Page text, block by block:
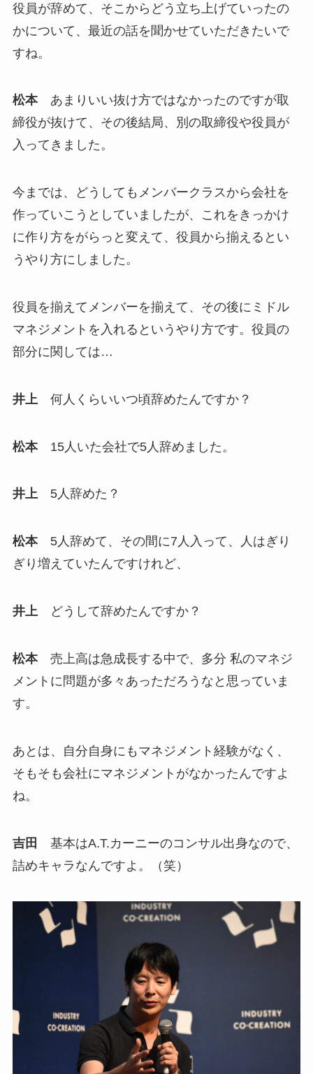
役員が辞めて、そこからどう立ち上げていったの
かについて、最近の話を聞かせていただきたいで
すね。
松本あまりいい抜け方ではなかったのですが取
締役が抜けて、その後結局、別の取締役や役員が
入ってきました。
今までは、どうしてもメンバークラスから会社を
作っていこうとしていましたが、これをきっかけ
に作り方をがらっと変えて、役員から揃えるとい
うやり方にしました。
役員を揃えてメンバーを揃えて、その後にミドル
マネジメントを入れるというやり方です。役員の
部分に関しては…
井上 何人くらいいつ頃辞めたんですか？
松本15人いた会社で5人辞めました。
井上5人辞めた？
松本5人辞めて、その間に7人入って、人はぎり
ぎり増えていたんですけれど、
井上どうして辞めたんですか？
松本売上高は急成長する中で、多分 私のマネジ
メントに問題が多々あっただろうなと思っていま
す。
あとは、自分自身にもマネジメント経験がなく、
そもそも会社にマネジメントがなかったんですよ
ね。
吉田
基本はA.T.カーニーのコンサル出身なので、
詰めキャラなんですよ。（笑）